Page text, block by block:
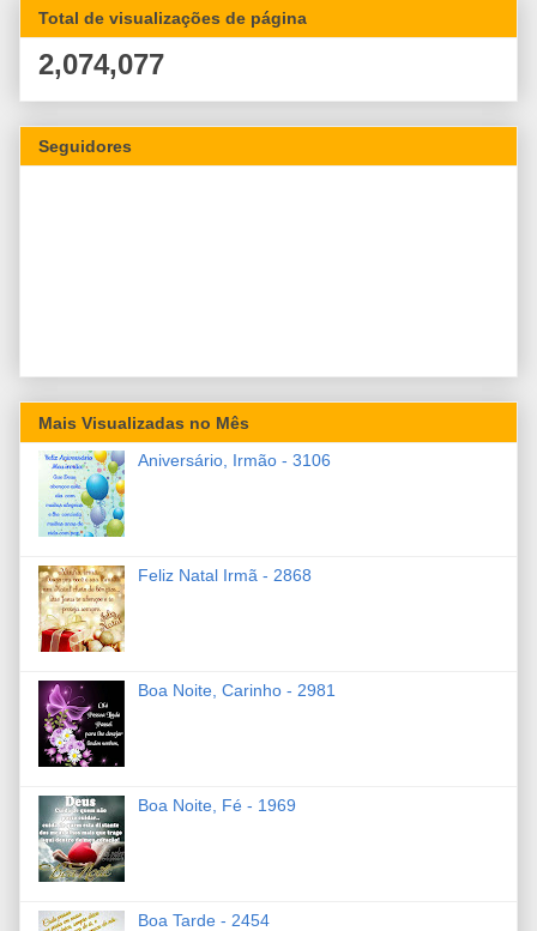
Total de visualizações de página
2,074,077
Seguidores
Mais Visualizadas no Mês
Aniversário, Irmão - 3106
Feliz Natal Irmã - 2868
Boa Noite, Carinho - 2981
Boa Noite, Fé - 1969
Boa Tarde - 2454